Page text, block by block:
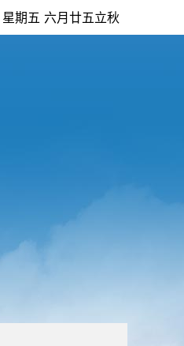
期五 六月廿五立秋